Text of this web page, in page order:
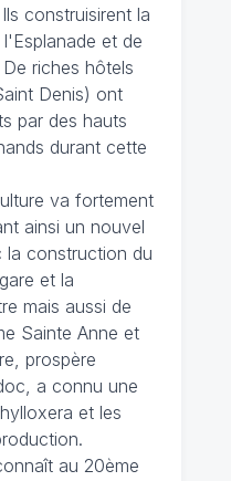
construisirent la
et de
riches hôtels
Denis) ont
par des hauts
durant cette
va fortement
ainsi un nouvel
la construction du
et la
mais aussi de
Sainte Anne et
prospère
a connu une
et les
au 20ème